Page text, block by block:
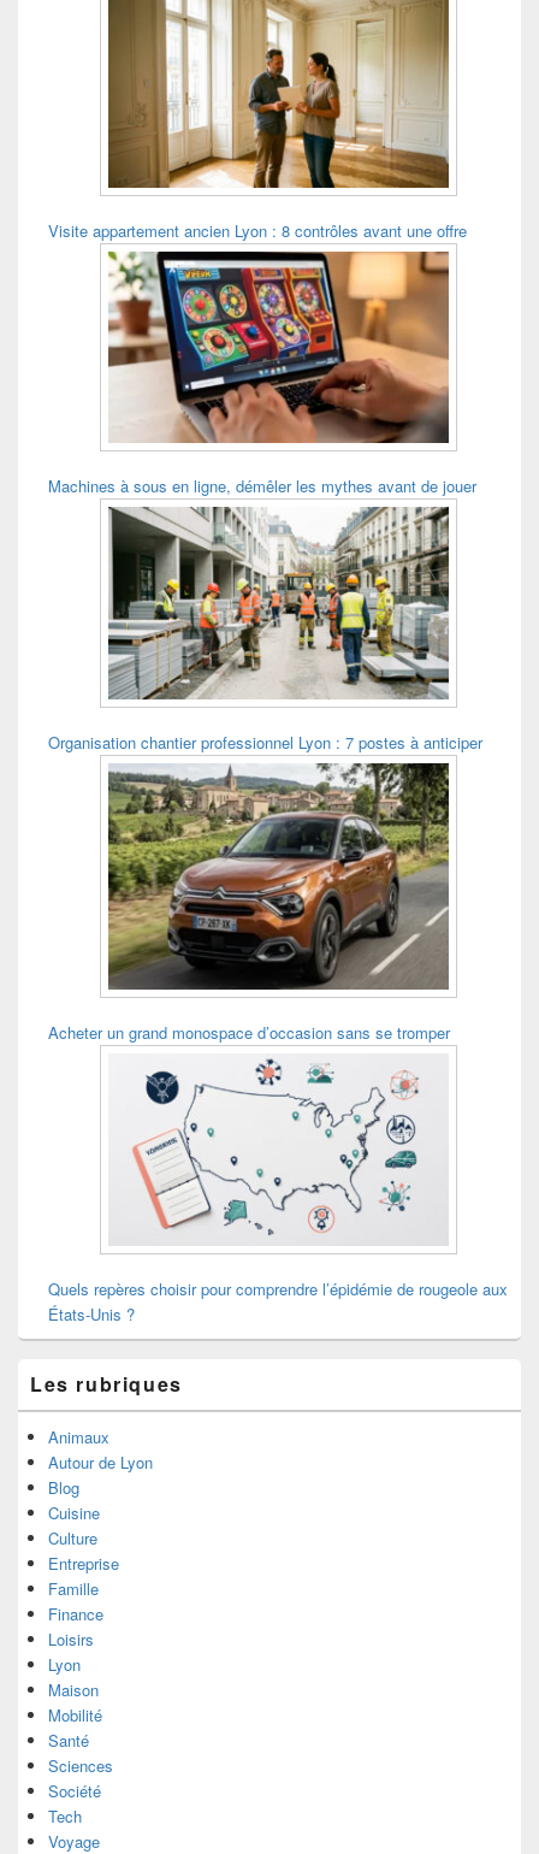
Visite appartement ancien Lyon : 8 contrôles avant une offre
Machines à sous en ligne, démêler les mythes avant de jouer
Organisation chantier professionnel Lyon : 7 postes à anticiper
Acheter un grand monospace d’occasion sans se tromper
Quels repères choisir pour comprendre l’épidémie de rougeole aux
États-Unis ?
Les rubriques
Animaux
Autour de Lyon
Blog
Cuisine
Culture
Entreprise
Famille
Finance
Loisirs
Lyon
Maison
Mobilité
Santé
Sciences
Société
Tech
Voyage